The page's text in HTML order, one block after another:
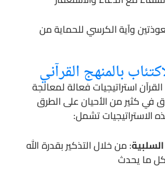
وآية الكرسي للحماية من
بالمنهج القرآني
استراتيجيات فعالة لمعالجة
في كثير من الأحيان على الطرق
الاستراتيجيات تشمل:
: من خلال التذكير بقدرة الله
ما يحدث